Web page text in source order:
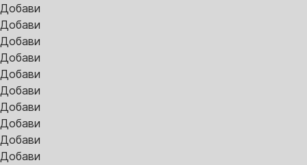
Добави
Добави
Добави
Добави
Добави
Добави
Добави
Добави
Добави
Добави